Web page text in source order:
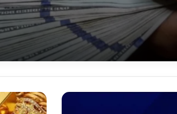
ق
ف